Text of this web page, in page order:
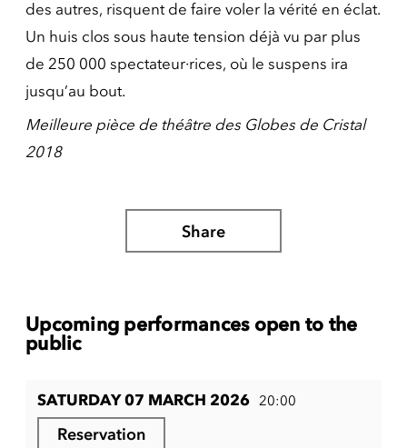
des autres, risquent de faire voler la vérité en éclat.
Un huis clos sous haute tension déjà vu par plus
de 250 000 spectateur·rices, où le suspens ira
jusqu’au bout.
Meilleure pièce de théâtre des Globes de Cristal
2018
Share
Upcoming performances open to the
public
SATURDAY 07 MARCH 2026 20:00
Reservation